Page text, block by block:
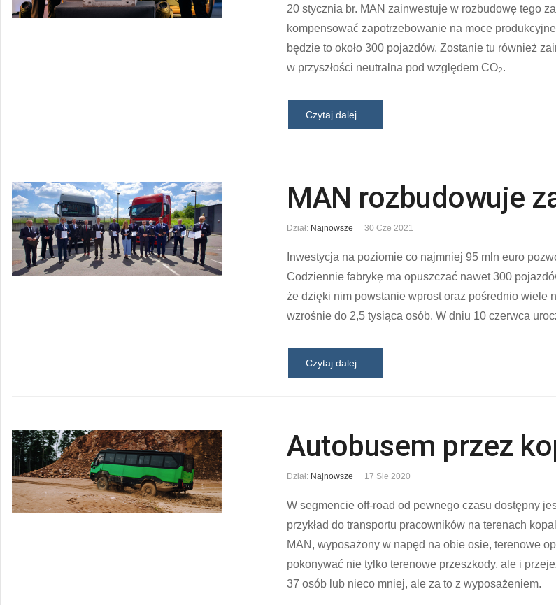
20 stycznia br. MAN zainwestuje w rozbudowę tego
kompensować zapotrzebowanie na moce
będzie to około 300 pojazdów. Zostanie tu również
w przyszłości neutralna pod względem CO2.
Czytaj dalej...
MAN rozbudowuje
Dział: Najnowsze 30 Cze 2021
Inwestycja na poziomie co najmniej 95 mln euro
Codziennie fabrykę ma opuszczać nawet 300
że dzięki nim powstanie wprost oraz pośrednio wiele
wzrośnie do 2,5 tysiąca osób. W dniu 10 czerwca
Czytaj dalej...
Autobusem przez
Dział: Najnowsze 17 Sie 2020
W segmencie off-road od pewnego czasu dostępny
przykład do transportu pracowników na terenach
MAN, wyposażony w napęd na obie osie, terenowe
pokonywać nie tylko terenowe przeszkody, ale i
37 osób lub nieco mniej, ale za to z wyposażeniem.